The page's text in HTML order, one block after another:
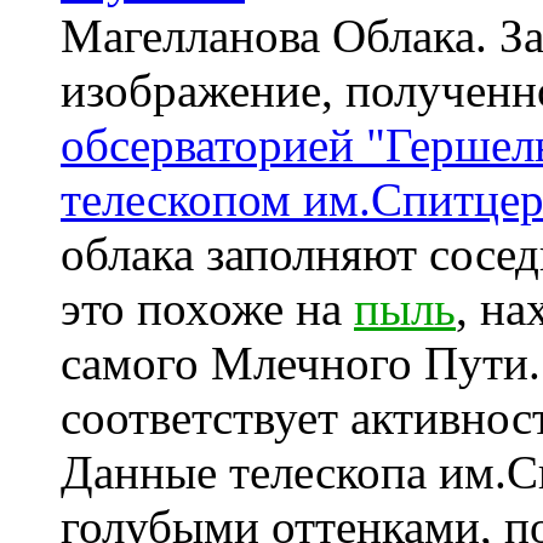
Магелланова Облака.
изображение,
обсерваторией
телескопом
облака заполняют
это похоже на пыль,
самого Млечного
соответствует
Данные телескопа
голубыми оттенками,